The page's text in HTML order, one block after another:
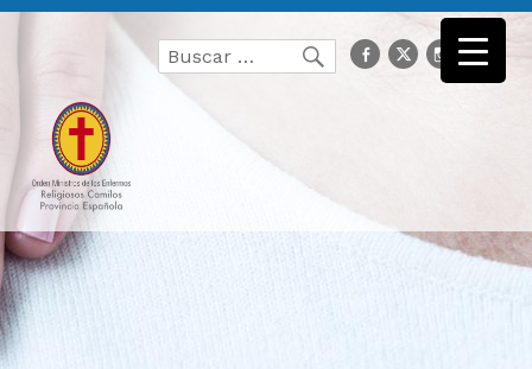
Buscar
por:
Buscarfacebook
Twitter